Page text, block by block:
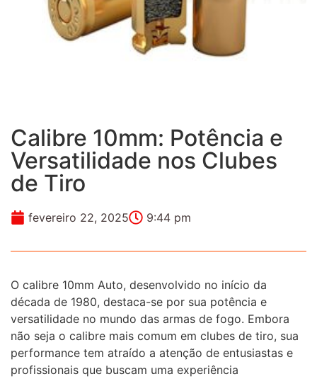
Calibre 10mm: Potência e
Versatilidade nos Clubes
de Tiro
fevereiro 22, 2025 9:44 pm
O calibre 10mm Auto, desenvolvido no início da
década de 1980, destaca-se por sua potência e
versatilidade no mundo das armas de fogo. Embora
não seja o calibre mais comum em clubes de tiro, sua
performance tem atraído a atenção de entusiastas e
profissionais que buscam uma experiência